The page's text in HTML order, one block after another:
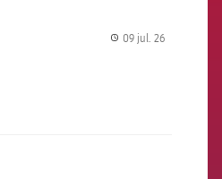
09 jul. 26